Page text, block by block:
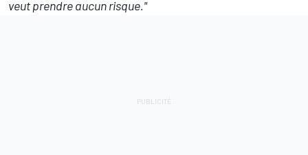
veut prendre aucun risque."